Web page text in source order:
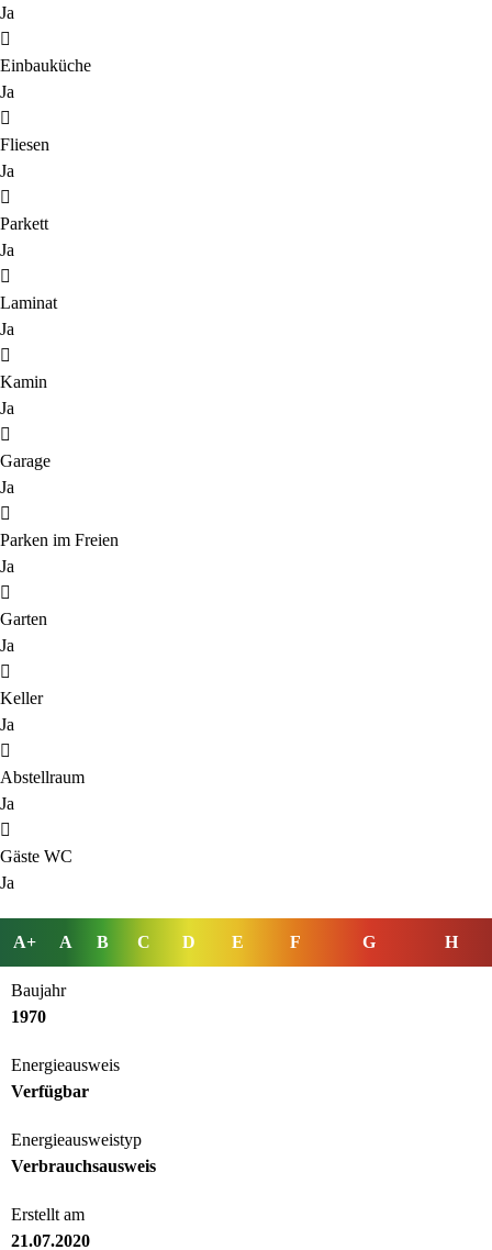
Ja
Einbauküche
Ja
Fliesen
Ja
Parkett
Ja
Laminat
Ja
Kamin
Ja
Garage
Ja
Parken im Freien
Ja
Garten
Ja
Keller
Ja
Abstellraum
Ja
Gäste WC
Ja
A+ A B C D E F G H
Baujahr
1970
Energieausweis
Verfügbar
Energie­ausweistyp
Verbrauchsausweis
Erstellt am
21.07.2020